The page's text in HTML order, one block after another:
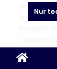
an
und
Modelle
Jetzt den
Nur